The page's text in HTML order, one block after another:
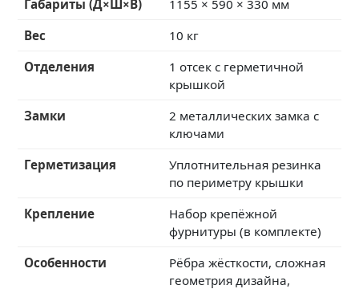
Габариты (Д×Ш×В)
1155 × 590 × 330 мм
Вес
10 кг
Отделения
1 отсек с герметичной
крышкой
Замки
2 металлических замка с
ключами
Герметизация
Уплотнительная резинка
по периметру крышки
Крепление
Набор крепёжной
фурнитуры (в комплекте)
Особенности
Рёбра жёсткости, сложная
геометрия дизайна,